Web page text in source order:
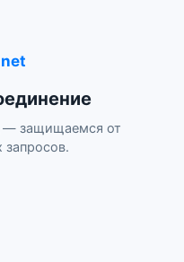
— защищаемся от
запросов.